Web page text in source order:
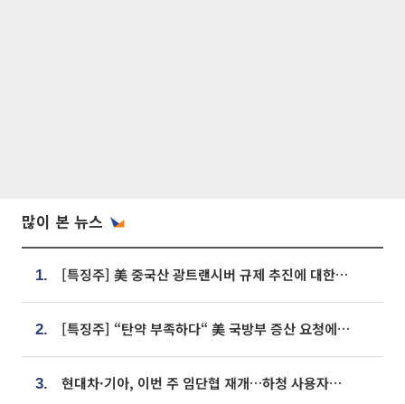
많이 본 뉴스
1. [특징주] 美 중국산 광트랜시버 규제 추진에 대한광통신 등 광통신株 강세
2. [특징주] “탄약 부족하다“ 美 국방부 증산 요청에⋯국내 방산주 급등세
3. 현대차·기아, 이번 주 임단협 재개…하청 사용자성 재심도 ‘변수’